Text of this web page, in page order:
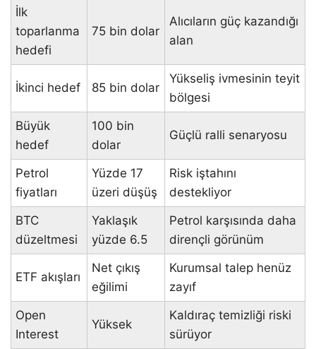
İlk
toparlanma
hedefi
75 bin dolar
Alıcıların güç kazandığı
alan
İkinci hedef 85 bin dolar
Yükseliş ivmesinin teyit
bölgesi
Büyük
hedef
100 bin
dolar
Güçlü ralli senaryosu
Petrol
fiyatları
Yüzde 17
üzeri düşüş
Risk iştahını
destekliyor
BTC
düzeltmesi
Yaklaşık
yüzde 6.5
Petrol karşısında daha
dirençli görünüm
ETF akışları
Net çıkış
eğilimi
Kurumsal talep henüz
zayıf
Open
Interest
Yüksek
Kaldıraç temizliği riski
sürüyor